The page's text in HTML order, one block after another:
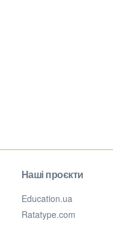
Наші проєкти
Education.ua
Ratatype.com